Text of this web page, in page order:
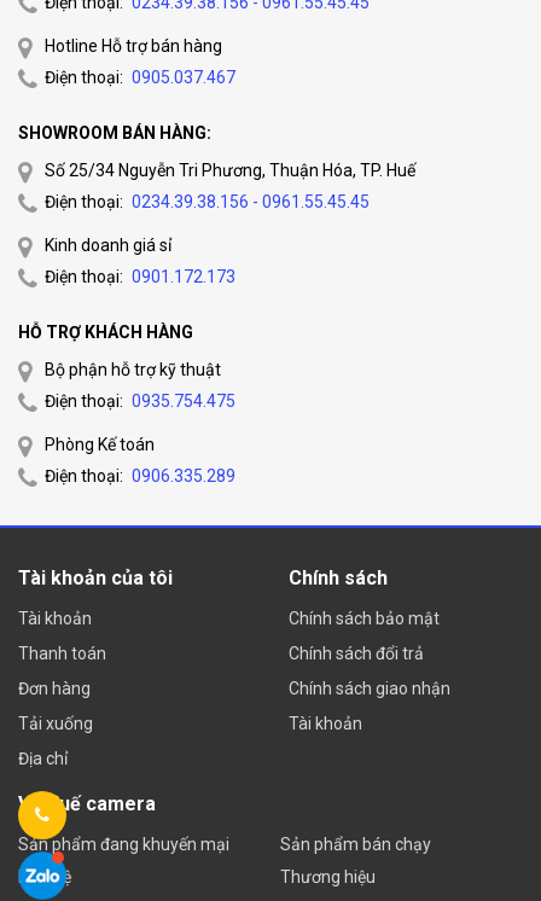
Hotline Hỗ trợ bán hàng
Điện thoại: 0905.037.467
SHOWROOM BÁN HÀNG:
Số 25/34 Nguyễn Tri Phương, Thuận Hóa, TP. Huế
Điện thoại: 0234.39.38.156 - 0961.55.45.45
Kinh doanh giá sỉ
Điện thoại: 0901.172.173
HỖ TRỢ KHÁCH HÀNG
Bộ phận hỗ trợ kỹ thuật
Điện thoại: 0935.754.475
Phòng Kế toán
Điện thoại: 0906.335.289
Tài khoản của tôi
Tài khoản
Thanh toán
Đơn hàng
Tải xuống
Địa chỉ
Chính sách
Chính sách bảo mật
Chính sách đổi trả
Chính sách giao nhận
Tài khoản
Về Huế camera
Sản phẩm đang khuyến mại
Liên hệ
Sản phẩm bán chạy
Thương hiệu